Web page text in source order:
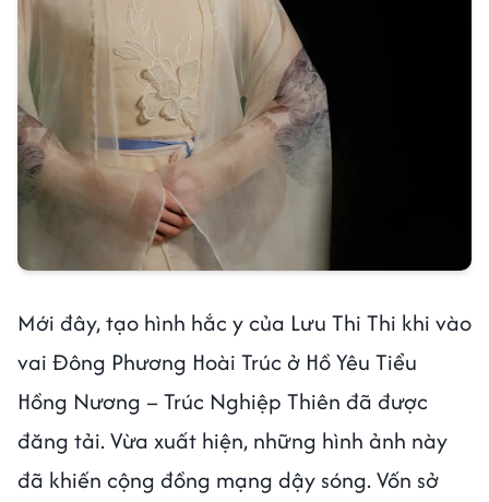
Mới đây, tạo hình hắc y của Lưu Thi Thi khi vào
vai Đông Phương Hoài Trúc ở Hồ Yêu Tiểu
Hồng Nương – Trúc Nghiệp Thiên đã được
đăng tải. Vừa xuất hiện, những hình ảnh này
đã khiến cộng đồng mạng dậy sóng. Vốn sở